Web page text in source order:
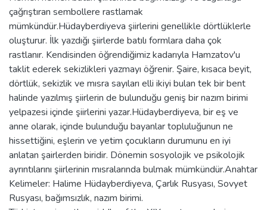
çağrıştıran sembollere rastlamak
mümkündür.Hüdayberdiyeva şiirlerini genellikle dörtlüklerle
oluşturur. İlk yazdığı şiirlerde batılı formlara daha çok
rastlanır. Kendisinden öğrendiğimiz kadarıyla Hamzatov'u
taklit ederek sekizlikleri yazmayı öğrenir. Şaire, kısaca beyit,
dörtlük, sekizlik ve mısra sayıları elli ikiyi bulan tek bir bent
halinde yazılmış şiirlerin de bulunduğu geniş bir nazım birimi
yelpazesi içinde şiirlerini yazar.Hüdayberdiyeva, bir eş ve
anne olarak, içinde bulunduğu bayanlar topluluğunun ne
hissettiğini, eşlerin ve yetim çocukların durumunu en iyi
anlatan şairlerden biridir. Dönemin sosyolojik ve psikolojik
ayrıntılarını şiirlerinin mısralarında bulmak mümkündür.Anahtar
Kelimeler: Halime Hüdayberdiyeva, Çarlık Rusyası, Sovyet
Rusyası, bağımsızlık, nazım birimi.